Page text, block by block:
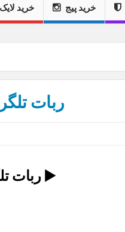
خرید خرید پیج
ربات
❤️ربات تلگرامی لایک و ویو بگیر اینستاگرام ▶️